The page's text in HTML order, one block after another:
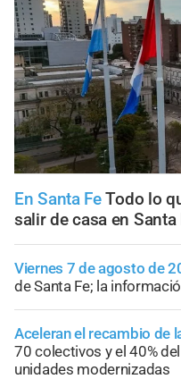
En Santa FeTodo lo
salir de casa en
Viernes 7 de agosto de
de Santa Fe; la
Aceleran el recambio de
70 colectivos y el 40%
unidades modernizadas